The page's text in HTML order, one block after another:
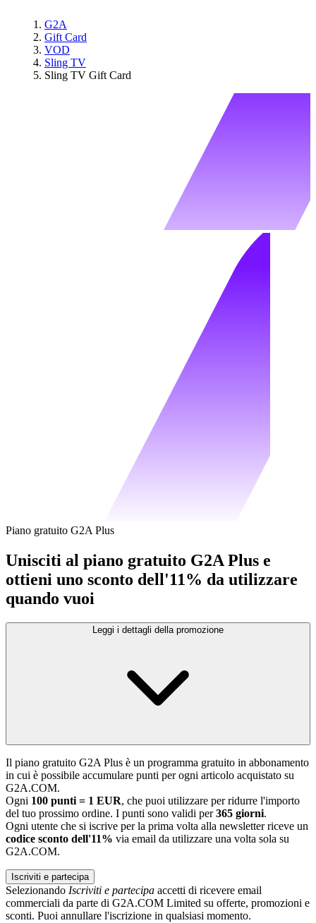
G2A
Gift Card
VOD
Sling TV
Sling TV Gift Card
Piano gratuito G2A Plus
Unisciti al piano gratuito G2A Plus e
ottieni uno sconto dell'11% da utilizzare
quando vuoi
Leggi i dettagli della promozione
Il piano gratuito G2A Plus è un programma gratuito in abbonamento
in cui è possibile accumulare punti per ogni articolo acquistato su
G2A.COM.
Ogni 100 punti = 1 EUR, che puoi utilizzare per ridurre l'importo
del tuo prossimo ordine. I punti sono validi per365 giorni.
Ogni utente che si iscrive per la prima volta alla newsletter riceve un
codice sconto dell'11% via email da utilizzare una volta sola su
G2A.COM.
Iscriviti e partecipa
Selezionando Iscriviti e partecipa accetti di ricevere email
commerciali da parte di G2A.COM Limited su offerte, promozioni e
sconti. Puoi annullare l'iscrizione in qualsiasi momento.